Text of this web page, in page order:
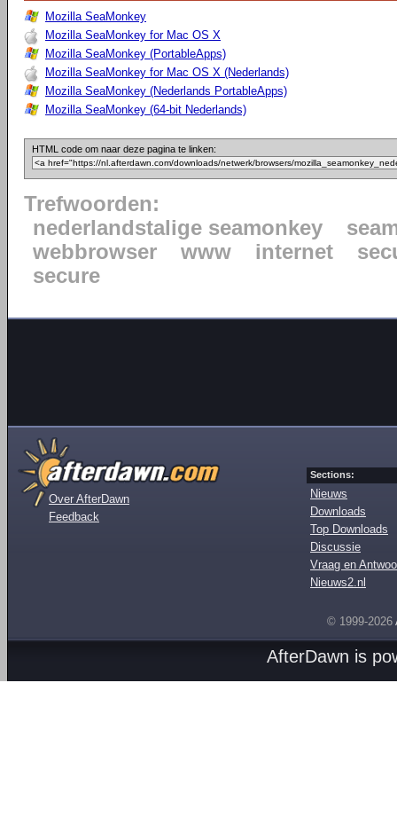
Mozilla SeaMonkey
Mozilla SeaMonkey for Mac OS X
Mozilla SeaMonkey (PortableApps)
Mozilla SeaMonkey for Mac OS X (Nederlands)
Mozilla SeaMonkey (Nederlands PortableApps)
Mozilla SeaMonkey (64-bit Nederlands)
HTML code om naar deze pagina te linken:
Trefwoorden:
nederlandstalige seamonkey
webbrowser
www internet
secure
Over AfterDawn
Feedback
Sections:
Nieuws
Downloads
Top Downloads
Discussie
Vraag en
Nieuws2.nl
© 1999-2026
AfterDawn is